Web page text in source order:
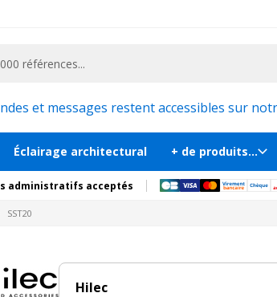
et la communication, stand exposition, scène,
et messages restent accessibles sur
Éclairage architectural + de produits...
administratifs acceptés
SST20
Hilec